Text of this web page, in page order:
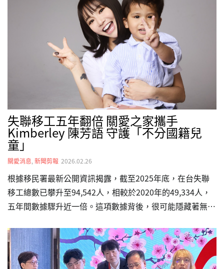
台、日跨文化交流中，看見關愛之家在東亞社福實踐上的獨
特性，更意外映照出影視作品與現實生命互文的關懷。👉
敬邀各界支持「不分國籍兒童全日型照顧計畫」，讓孩子們
擁有值得的未來。 更多新聞請見：三立新聞網、自由電子
報、中時新聞網、CTWANT、yahoo新聞（台灣新生報轉
失聯移工五年翻倍 關愛之家攜手
Kimberley 陳芳語 守護「不分國籍兒
童」
關愛消息, 新聞剪報 2026.02.26
根據移民署最新公開資訊揭露，截至2025年底，在台失聯
移工總數已攀升至94,542人，相較於2020年的49,334人，
五年間數據驟升近一倍。這項數據背後，很可能隱藏著無數
家）發起「不分國籍兒童全日型照顧計畫」，並邀請五度出
任公益大使的藝人 Kimberley 陳芳語現身說法，呼籲社會
大眾關注這群在社會縫隙中掙扎的小生命，確保他們能獲得